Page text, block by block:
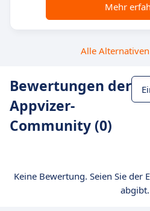
Mehr
Alle
Bewertungen der
Appvizer-
Community (0)
Keine Bewertung. Seien Sie der
abgibt.